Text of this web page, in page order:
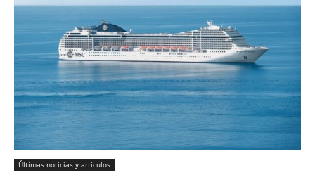
Últimas noticias y artículos